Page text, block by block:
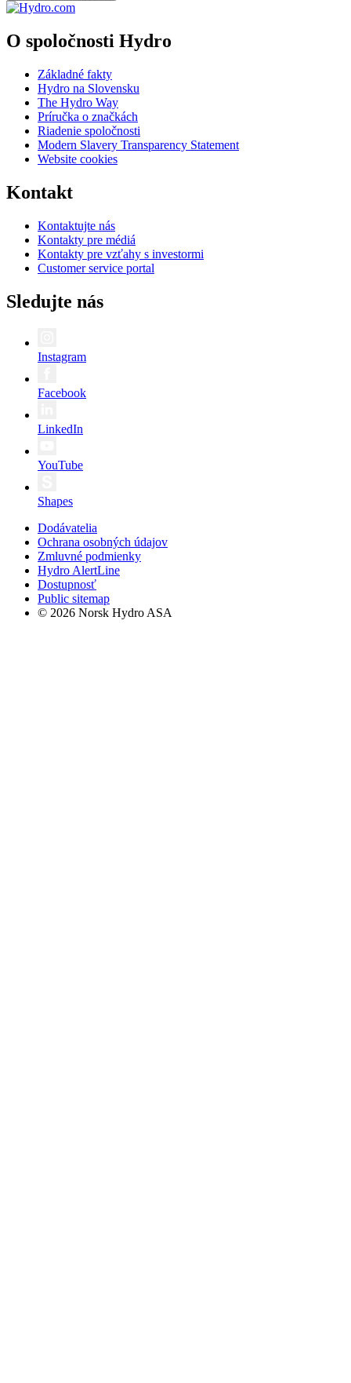
O spoločnosti Hydro
Základné fakty
Hydro na Slovensku
The Hydro Way
Príručka o značkách
Riadenie spoločnosti
Modern Slavery Transparency Statement
Website cookies
Kontakt
Kontaktujte nás
Kontakty pre médiá
Kontakty pre vzťahy s investormi
Customer service portal
Sledujte nás
Instagram
Facebook
LinkedIn
YouTube
Shapes
Dodávatelia
Ochrana osobných údajov
Zmluvné podmienky
Hydro AlertLine
Dostupnosť
Public sitemap
© 2026 Norsk Hydro ASA